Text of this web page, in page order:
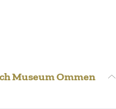
Museum Ommen